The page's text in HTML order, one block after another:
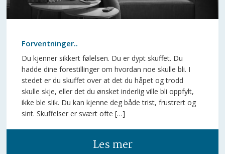
Forventninger..
Du kjenner sikkert følelsen. Du er dypt skuffet. Du
hadde dine forestillinger om hvordan noe skulle bli. I
stedet er du skuffet over at det du håpet og trodd
skulle skje, eller det du ønsket inderlig ville bli oppfylt,
ikke ble slik. Du kan kjenne deg både trist, frustrert og
sint. Skuffelser er svært ofte […]
Les mer